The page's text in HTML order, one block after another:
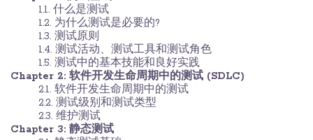
1.1. 什么是测试
1.2. 为什么测试是必要的?
1.3. 测试原则
1.4. 测试活动、测试工具和测试角色
1.5. 测试中的基本技能和良好实践
Chapter 2: 软件开发生命周期中的测试 (SDLC)
2.1. 软件开发生命周期中的测试
2.2. 测试级别和测试类型
2.3. 维护测试
Chapter 3: 静态测试